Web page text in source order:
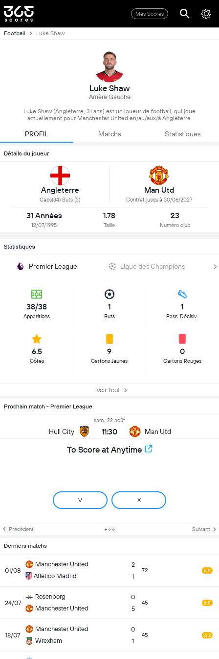
Mes Scores
Football Luke Shaw
Luke Shaw
Arrière Gauche
Luke Shaw (Angleterre, 31 ans) est un joueur de football, qui joue
actuellement pour Manchester United en/au/aux/à Angleterre.
PROFIL Matchs Statistiques
Détails du joueur
Angleterre
Caps(34) Buts (3)
Man Utd
Contrat jusqu'à 30/06/2027
31 Années
12/07/1995
1.78
Taille
23
Numéro club
Statistiques
Premier League Ligue des Champions
38/38
Apparitions
1
Buts
1
Pass. Décisiv.
6.5
Côtes
9
Cartons Jaunes
0
Cartons Rouges
Voir Tout
Prochain match - Premier League
Hull City
sam., 22 août
11:30 Man Utd
To Score at Anytime
V X
Précédent Suivant
Derniers matchs
01/08
Manchester United
Atletico Madrid
2
1
72 6.9
24/07
Rosenborg
Manchester United
0
5
45 6.5
18/07
Manchester United
Wrexham
0
1
45 6.2